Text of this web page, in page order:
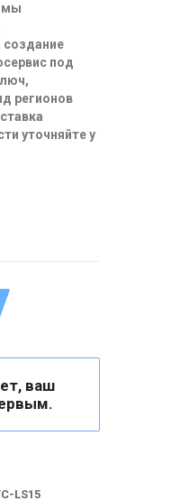
мы
под
регионов
уточняйте у
ваш
LS15